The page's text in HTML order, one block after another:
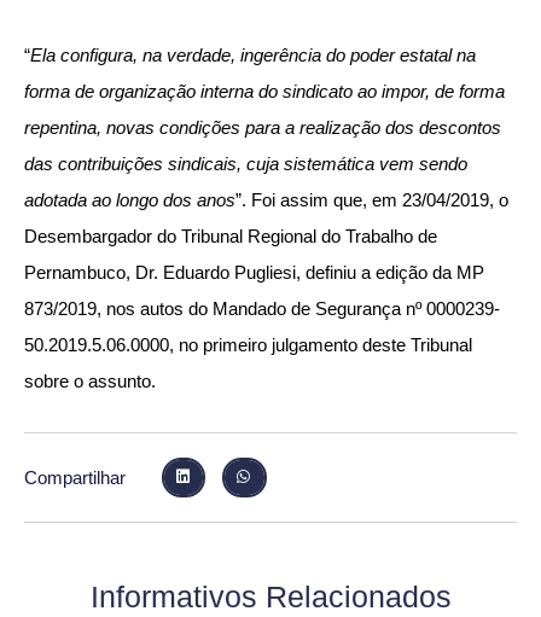
“Ela configura, na verdade, ingerência do poder estatal na
forma de organização interna do sindicato ao impor, de forma
repentina, novas condições para a realização dos descontos
das contribuições sindicais, cuja sistemática vem sendo
adotada ao longo dos anos”. Foi assim que, em 23/04/2019, o
Desembargador do Tribunal Regional do Trabalho de
Pernambuco, Dr. Eduardo Pugliesi, definiu a edição da MP
873/2019, nos autos do Mandado de Segurança nº 0000239-
50.2019.5.06.0000, no primeiro julgamento deste Tribunal
sobre o assunto.
Compartilhar
Informativos Relacionados